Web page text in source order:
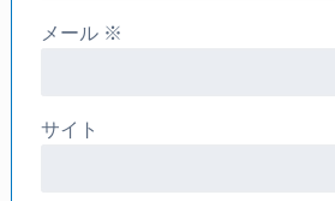
メール ※
サイト